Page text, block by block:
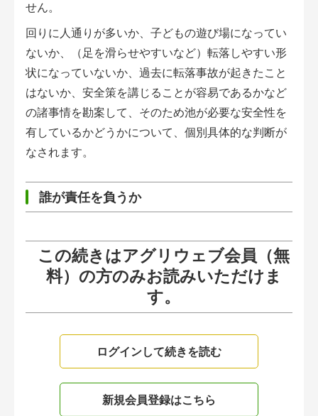
せん。
回りに人通りが多いか、子どもの遊び場になってい
ないか、（足を滑らせやすいなど）転落しやすい形
状になっていないか、過去に転落事故が起きたこと
はないか、安全策を講じることが容易であるかなど
の諸事情を勘案して、そのため池が必要な安全性を
有しているかどうかについて、個別具体的な判断が
なされます。
誰が責任を負うか
この続きはアグリウェブ会員（無
料）の方のみお読みいただけま
す。
ログインして続きを読む
新規会員登録はこちら